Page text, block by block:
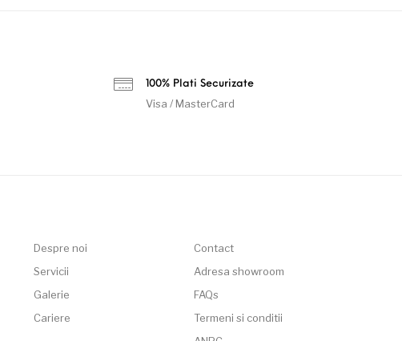
100% Plati Securizate
Visa / MasterCard
Despre noi
Servicii
Galerie
Cariere
Contact
Adresa showroom
FAQs
Termeni si conditii